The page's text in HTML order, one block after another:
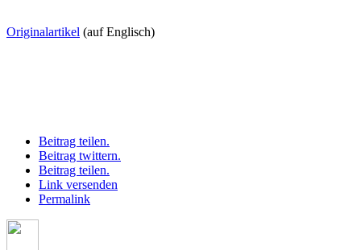
Originalartikel (auf Englisch)
Beitrag teilen.
Beitrag twittern.
Beitrag teilen.
Link versenden
Permalink